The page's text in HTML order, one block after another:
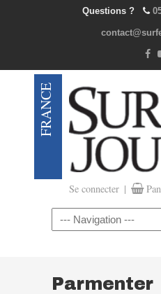
Questions ?
Se connecter |
Navigation
Parmenter